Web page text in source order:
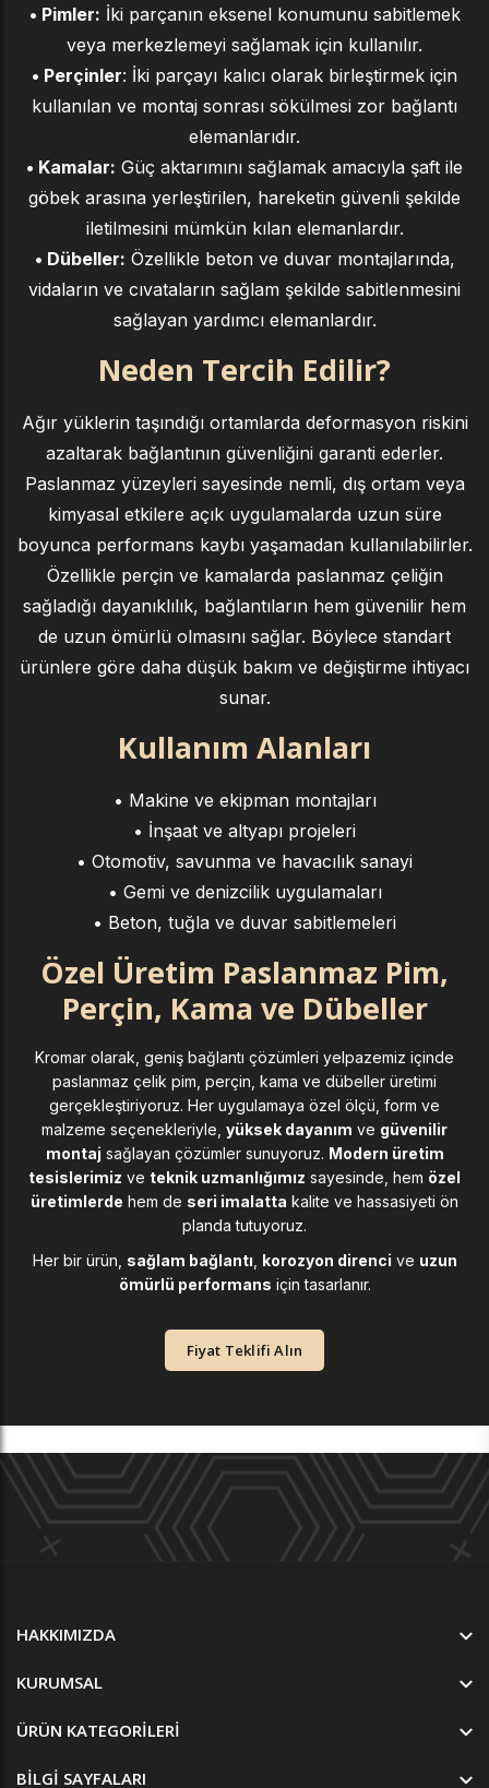
• Pimler: İki parçanın eksenel konumunu sabitlemek
veya merkezlemeyi sağlamak için kullanılır.
• Perçinler: İki parçayı kalıcı olarak birleştirmek için
kullanılan ve montaj sonrası sökülmesi zor bağlantı
elemanlarıdır.
• Kamalar: Güç aktarımını sağlamak amacıyla şaft ile
göbek arasına yerleştirilen, hareketin güvenli şekilde
iletilmesini mümkün kılan elemanlardır.
• Dübeller: Özellikle beton ve duvar montajlarında,
vidaların ve cıvataların sağlam şekilde sabitlenmesini
sağlayan yardımcı elemanlardır.
Neden Tercih Edilir?
Ağır yüklerin taşındığı ortamlarda deformasyon riskini
azaltarak bağlantının güvenliğini garanti ederler.
Paslanmaz yüzeyleri sayesinde nemli, dış ortam veya
kimyasal etkilere açık uygulamalarda uzun süre
boyunca performans kaybı yaşamadan kullanılabilirler.
Özellikle perçin ve kamalarda paslanmaz çeliğin
sağladığı dayanıklılık, bağlantıların hem güvenilir hem
de uzun ömürlü olmasını sağlar. Böylece standart
ürünlere göre daha düşük bakım ve değiştirme ihtiyacı
sunar.
Kullanım Alanları
• Makine ve ekipman montajları
• İnşaat ve altyapı projeleri
• Otomotiv, savunma ve havacılık sanayi
• Gemi ve denizcilik uygulamaları
• Beton, tuğla ve duvar sabitlemeleri
Özel Üretim Paslanmaz Pim,
Perçin, Kama ve Dübeller
Kromar olarak, geniş bağlantı çözümleri yelpazemiz içinde
paslanmaz çelik pim, perçin, kama ve dübeller üretimi
gerçekleştiriyoruz. Her uygulamaya özel ölçü, form ve
malzeme seçenekleriyle, yüksek dayanım ve güvenilir
montaj sağlayan çözümler sunuyoruz. Modern üretim
tesislerimiz ve teknik uzmanlığımız sayesinde, hem özel
üretimlerde hem de seri imalatta kalite ve hassasiyeti ön
planda tutuyoruz.
Her bir ürün, sağlam bağlantı korozyon direnci ve uzun
ömürlü performans için tasarlanır.
Fiyat Teklifi Alın
HAKKIMIZDA
KURUMSAL
ÜRÜN KATEGORILERI
BILGI SAYFALARI